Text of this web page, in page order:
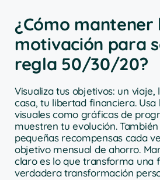
¿Cómo mantener
motivación para
regla 50/30/20?
Visualiza tus objetivos: un
casa, tu libertad financiera.
visuales como gráficas de
muestren tu evolución.
pequeñas recompensas cada
objetivo mensual de ahorro.
claro es lo que transforma una
verdadera transformación